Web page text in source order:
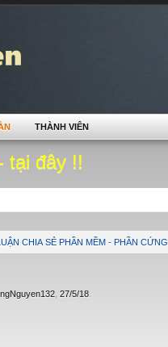
tại đây !!
CHIA SẺ PHẦN MỀM - PHẦN CỨNG
27/5/18
THÀNH VIÊN